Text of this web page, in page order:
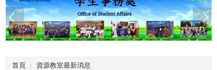
首頁 資源教室最新消息